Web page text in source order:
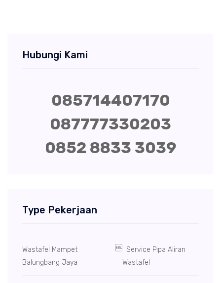
Hubungi Kami
085714407170
087777330203
0852 8833 3039
Type Pekerjaan
Wastafel Mampet
Balungbang Jaya
Service Pipa Aliran
Wastafel